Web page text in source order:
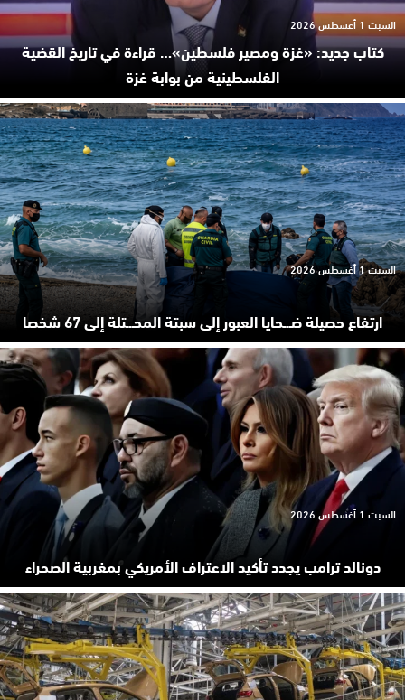
كتاب جديد: «غزة ومصير فلسطين»… قراءة في تاريخ القضية
الفلسطينية من بوابة غزة
السبت 1 أغسطس 2026
ارتفاع حصيلة ضـ.ـحايا العبور إلى سبتة المحـ.ـتلة إلى 67 شخصا
السبت 1 أغسطس 2026
دونالد ترامب يجدد تأكيد الاعتراف الأمريكي بمغربية الصحراء
السبت 1 أغسطس 2026